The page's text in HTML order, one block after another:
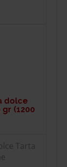
dolce
(1200
Tarta